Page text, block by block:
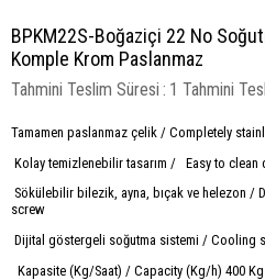
BPKM22S-Boğaziçi 22 No
Komple Krom Paslanmaz
Tahmini Teslim Süresi : 1 Tahmini
Tamamen paslanmaz çelik / Completely
Kolay temizlenebilir tasarım / Easy to clean
Sökülebilir bilezik, ayna, bıçak ve helezon /
screw
Dijital göstergeli soğutma sistemi / Cooling
Kapasite (Kg/Saat) / Capacity (Kg/h) 400 Kg